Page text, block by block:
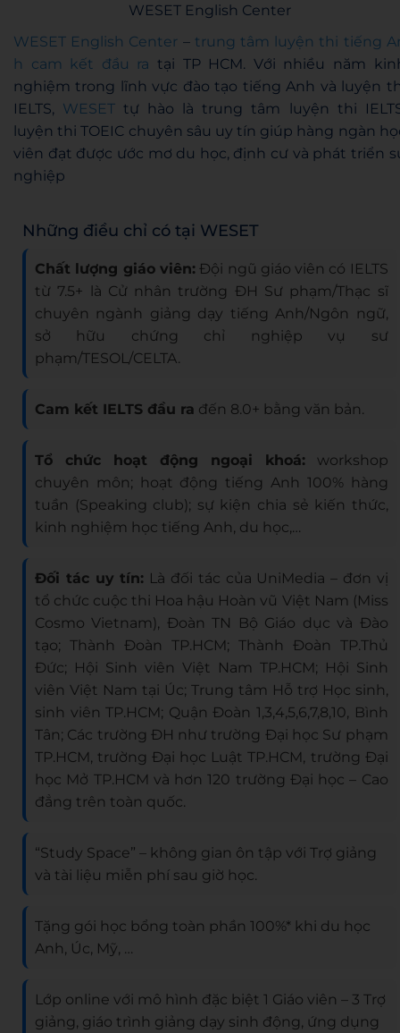
WESET English Center
WESET English Center – trung tâm luyện thi tiếng
h cam kết đầu ra tại TP HCM. Với nhiều năm
nghiệm trong lĩnh vực đào tạo tiếng Anh và luyện
IELTS, WESET tự hào là trung tâm luyện thi
luyện thi TOEIC chuyên sâu uy tín giúp hàng ngàn
viên đạt được ước mơ du học, định cư và phát triển
nghiệp
Những điều chỉ có tại WESET
Chất lượng giáo viên:Đội ngũ giáo viên có IELTS
từ 7.5+ là Cử nhân trường ĐH Sư phạm/Thạc sĩ
chuyên ngành giảng dạy tiếng Anh/Ngôn ngữ,
sở hữu chứng chỉ nghiệp vụ sư
phạm/TESOL/CELTA.
Cam kết IELTS đầu ra đến 8.0+ bằng văn bản.
Tổ chức hoạt động ngoại khoá:workshop
chuyên môn; hoạt động tiếng Anh 100% hàng
tuần (Speaking club); sự kiện chia sẻ kiến thức,
kinh nghiệm học tiếng Anh, du học,…
Đối tác uy tín: Là đối tác của UniMedia – đơn vị
tổ chức cuộc thi Hoa hậu Hoàn vũ Việt Nam (Miss
Cosmo Vietnam), Đoàn TN Bộ Giáo dục và Đào
tạo; Thành Đoàn TP.HCM; Thành Đoàn TP.Thủ
Đức; Hội Sinh viên Việt Nam TP.HCM; Hội Sinh
viên Việt Nam tại Úc; Trung tâm Hỗ trợ Học sinh,
sinh viên TP.HCM; Quận Đoàn 1,3,4,5,6,7,8,10, Bình
Tân; Các trường ĐH như trường Đại học Sư phạm
TP.HCM, trường Đại học Luật TP.HCM, trường Đại
học Mở TP.HCM và hơn 120 trường Đại học – Cao
đẳng trên toàn quốc.
“Study Space” – không gian ôn tập với Trợ giảng
và tài liệu miễn phí sau giờ học.
Tặng gói học bổng toàn phần 100%* khi du học
Anh, Úc, Mỹ, …
Lớp online với mô hình đặc biệt 1 Giáo viên – 3 Trợ
giảng, giáo trình giảng dạy sinh động, ứng dụng